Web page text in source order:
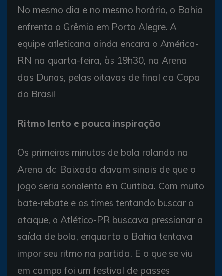
No mesmo dia e no mesmo horário, o Bahia
enfrenta o Grêmio em Porto Alegre. A
equipe atleticana ainda encara o América-
RN na quarta-feira, às 19h30, na Arena
das Dunas, pelas oitavas de final da Copa
do Brasil.
Ritmo lento e pouca inspiração
Os primeiros minutos de bola rolando na
Arena da Baixada davam sinais de que o
jogo seria sonolento em Curitiba. Com muito
bate-rebate e os times tentando buscar o
ataque, o Atlético-PR buscava pressionar a
saída de bola, enquanto o Bahia tentava
impor seu ritmo na partida. E o que se viu
em campo foi um festival de passes